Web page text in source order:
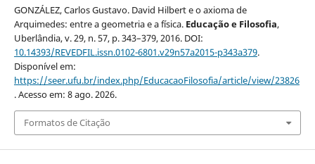
GONZÁLEZ, Carlos Gustavo. David Hilbert e o axioma de
Arquimedes: entre a geometria e a física. Educação e Filosofia,
Uberlândia, v. 29, n. 57, p. 343–379, 2016. DOI:
10.14393/REVEDFIL.issn.0102-6801.v29n57a2015-p343a379.
Disponível em:
https://seer.ufu.br/index.php/EducacaoFilosofia/article/view/23826
. Acesso em: 8 ago. 2026.
Formatos de Citação